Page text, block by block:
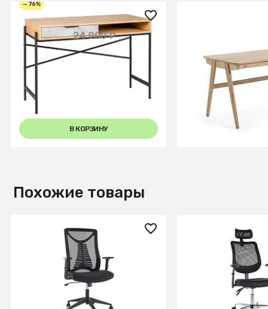
— 76%
6 000 ₽
24 900 ₽
Стол письменный Plato
Гикори натуральный
В КОРЗИНУ
Рабочий стол
натуральный
В
Похожие товары
20 360 ₽
Кресло компьютерное SIGNAL
Q-330R черный
СООБЩИТЬ О ПОСТУПЛЕНИИ
22 350 ₽
Кресло
Q-118R черный
СООБЩИТЬ О